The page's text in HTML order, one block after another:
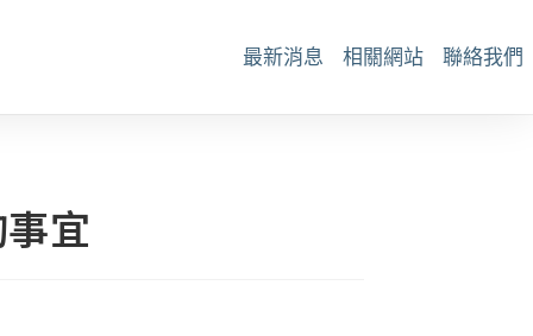
最新消息 相關網站 聯絡我們
宜